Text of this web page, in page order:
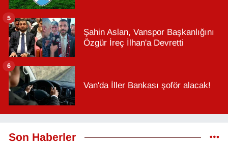
Şahin Aslan, Vanspor Başkanlığını
Özgür İreç İlhan'a Devretti
5
Van'da İller Bankası şoför alacak!
6
Son Haberler